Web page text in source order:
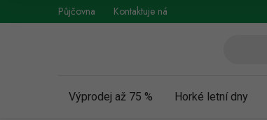
na
Půjčovna Kontaktuje nás
Výprodej až 75 % Horké letní dny